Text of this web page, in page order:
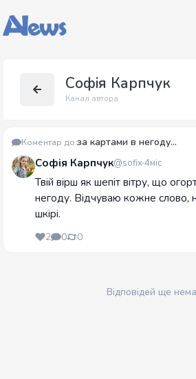
Софія Карпчук
Канал автора
Коментар до:за картами в негоду...
Софія Карпчук@sofix 4міс
Твій вірш як шепіт вітру, що
негоду. Відчуваю кожне слово,
шкірі.
2 0 0
Відповідей ще